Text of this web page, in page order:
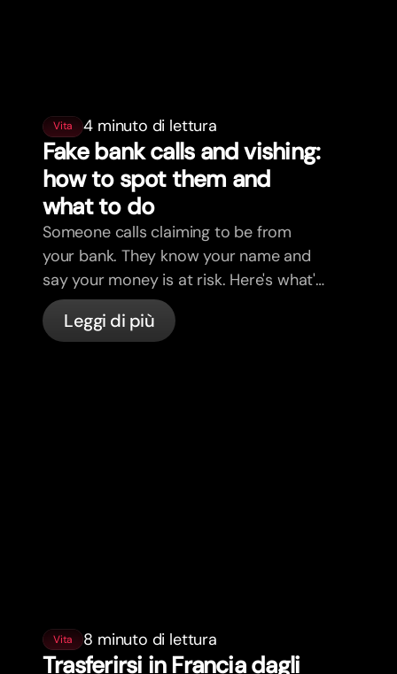
Vita 4 minuto di lettura
Fake bank calls and vishing:
how to spot them and
what to do
Someone calls claiming to be from
your bank. They know your name and
say your money is at risk. Here's what's
actually happening, and what to do.
Leggi di più
Vita 8 minuto di lettura
Trasferirsi in Francia dagli